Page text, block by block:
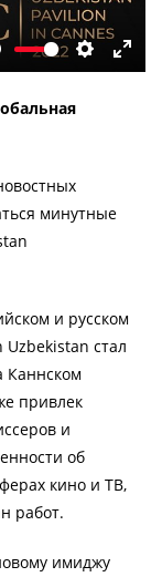
звук
Во
минутные
и русском
стал
Каннском
привлек
и
об
кино и ТВ,
работ.
имиджу